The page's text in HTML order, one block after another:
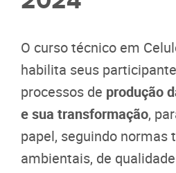
O curso técnico em
habilita seus
processos de produção
e sua transformação,
papel, seguindo normas
ambientais, de